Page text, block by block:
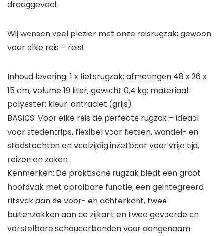
draaggevoel.
Wij wensen veel plezier met onze reisrugzak: gewoon
voor elke reis – reis!
Inhoud levering: 1 x fietsrugzak; afmetingen 48 x 26 x
15 cm; volume 19 liter; gewicht 0,4 kg; materiaal:
polyester; kleur: antraciet (grijs)
BASICS: Voor elke reis de perfecte rugzak – ideaal
voor stedentrips, flexibel voor fietsen, wandel- en
stadstochten en veelzijdig inzetbaar voor vrije tijd,
reizen en zaken
Kenmerken: De praktische rugzak biedt een groot
hoofdvak met oprolbare functie, een geïntegreerd
ritsvak aan de voor- en achterkant, twee
buitenzakken aan de zijkant en twee gevoerde en
verstelbare schouderbanden voor aangenaam